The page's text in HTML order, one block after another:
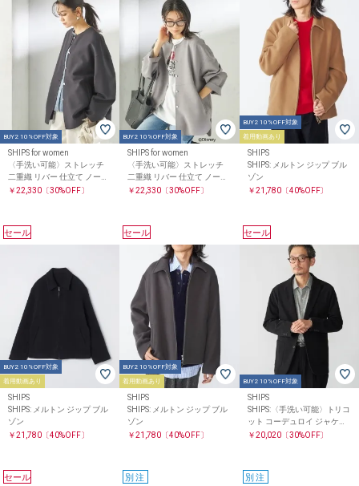
BUY2 10%OFF対象
SHIPS for women
〈手洗い可能〉ストレッチ
二重織 リバー 仕立て ノーカ
ラー コート
￥22,330〔30%OFF〕
BUY2 10%OFF対象
SHIPS for women
〈手洗い可能〉ストレッチ
二重織 リバー 仕立て ノーカ
ラー コート
￥22,330 〔30%OFF〕
BUY2 10%OFF対象
着用動画あり
SHIPS
SHIPS: メルトン ジップ ブル
ゾン
￥21,780〔40%OFF〕
セール
BUY2 10%OFF対象
着用動画あり
SHIPS
SHIPS: メルトン ジップ ブル
ゾン
￥21,780〔40%OFF〕
セール
BUY2 10%OFF対象
着用動画あり
SHIPS
SHIPS: メルトン ジップ ブル
ゾン
￥21,780 〔40%OFF〕
セール
BUY2 10%OFF対象
SHIPS
SHIPS:〈手洗い可能〉トリコ
ット コーデュロイ ジャケッ
ト (セットアップ対応)
￥20,020〔30%OFF〕
セール 別注 別注